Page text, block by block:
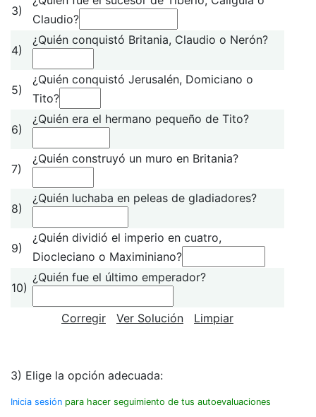
3)
Claudio?
4)
¿Quién conquistó Britania, Claudio o Nerón?
5)
¿Quién conquistó Jerusalén, Domiciano o
Tito?
6)
¿Quién era el hermano pequeño de Tito?
7)
¿Quién construyó un muro en Britania?
8)
¿Quién luchaba en peleas de gladiadores?
9)
¿Quién dividió el imperio en cuatro,
Diocleciano o Maximiniano?
10)
¿Quién fue el último emperador?
Corregir Ver Solución Limpiar
3) Elige la opción adecuada:
Inicia sesión para hacer seguimiento de tus autoevaluaciones